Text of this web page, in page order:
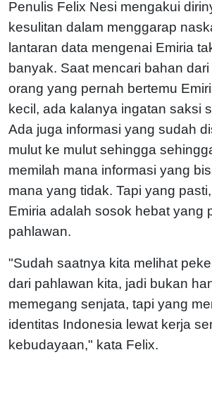
Penulis Felix Nesi mengakui
kesulitan dalam menggarap
lantaran data mengenai Emiria
banyak. Saat mencari bahan
orang yang pernah bertemu
kecil, ada kalanya ingatan saksi
Ada juga informasi yang sudah
mulut ke mulut sehingga
memilah mana informasi yang
mana yang tidak. Tapi yang
Emiria adalah sosok hebat yang
pahlawan.
"Sudah saatnya kita melihat
dari pahlawan kita, jadi bukan
memegang senjata, tapi yang
identitas Indonesia lewat kerja
kebudayaan," kata Felix.